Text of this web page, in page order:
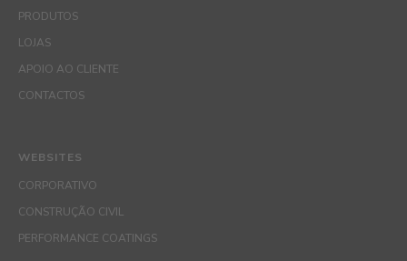
PRODUTOS
LOJAS
APOIO AO CLIENTE
CONTACTOS
WEBSITES
CORPORATIVO
CONSTRUÇÃO CIVIL
PERFORMANCE COATINGS